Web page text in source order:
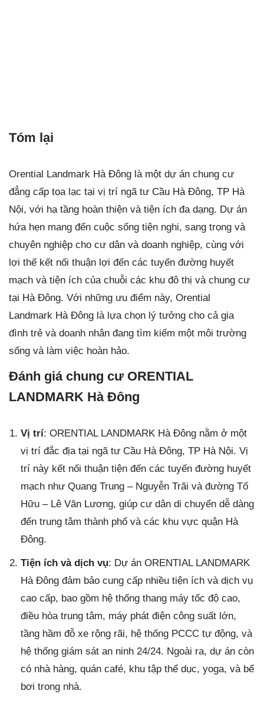
Tóm lại
Orential Landmark Hà Đông là một dự án chung cư
đẳng cấp tọa lạc tại vị trí ngã tư Cầu Hà Đông, TP Hà
Nội, với hạ tầng hoàn thiện và tiện ích đa dạng. Dự án
hứa hẹn mang đến cuộc sống tiện nghi, sang trọng và
chuyên nghiệp cho cư dân và doanh nghiệp, cùng với
lợi thế kết nối thuận lợi đến các tuyến đường huyết
mạch và tiện ích của chuỗi các khu đô thị và chung cư
tại Hà Đông. Với những ưu điểm này, Orential
Landmark Hà Đông là lựa chọn lý tưởng cho cả gia
đình trẻ và doanh nhân đang tìm kiếm một môi trường
sống và làm việc hoàn hảo.
Đánh giá chung cư ORENTIAL
LANDMARK Hà Đông
Vị trí: ORENTIAL LANDMARK Hà Đông nằm ở một
vị trí đắc địa tại ngã tư Cầu Hà Đông, TP Hà Nội. Vị
trí này kết nối thuận tiện đến các tuyến đường huyết
mạch như Quang Trung – Nguyễn Trãi và đường Tố
Hữu – Lê Văn Lương, giúp cư dân di chuyển dễ dàng
đến trung tâm thành phố và các khu vực quận Hà
Đông.
Tiện ích và dịch vụ: Dự án ORENTIAL LANDMARK
Hà Đông đảm bảo cung cấp nhiều tiện ích và dịch vụ
cao cấp, bao gồm hệ thống thang máy tốc độ cao,
điều hòa trung tâm, máy phát điện công suất lớn,
tầng hầm đỗ xe rộng rãi, hệ thống PCCC tự động, và
hệ thống giám sát an ninh 24/24. Ngoài ra, dự án còn
có nhà hàng, quán café, khu tập thể dục, yoga, và bể
bơi trong nhà.